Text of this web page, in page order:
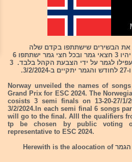
את הבשירים שישתתפו בקדם שלה
לתחרות אירוויזיון 2024. בקדם יהיו 3 חצאי גמר ובכל חצי גמר ישתתפו 6
שירים. 3 שירים מכל חצי גמר יעפילו לגמר על ידי הצבעת הקהל בלבד. 3
Norway unveiled the names of
Grand Prix for ESC 2024. The
cosists 3 semi finals on 13-20-27/
3/2/2024.In each semi final 6 songs
will go to the final. Alll the qualifiers
tp be chosen by public voting
representative to ESC 2024.
להלן שיבוץ השירים ב- 3 חצאי הגמר Herewith is the aloocation of